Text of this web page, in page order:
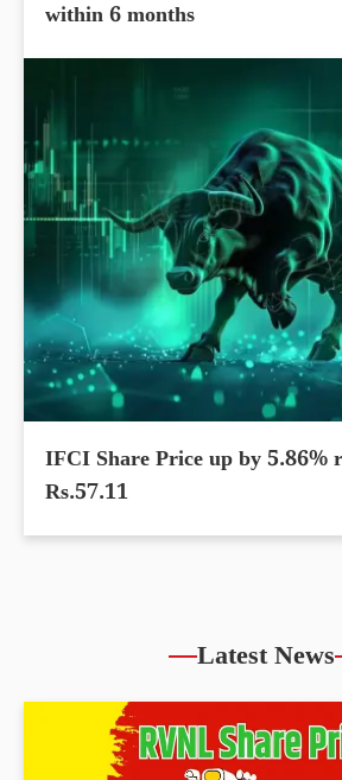
within 6 months
IFCI Share Price up by 5.86%
Rs.57.11
Latest News